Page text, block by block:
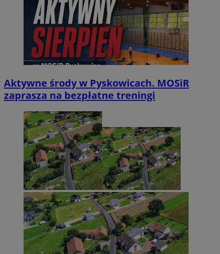
Aktywne środy w Pyskowicach. MOSiR
zaprasza na bezpłatne treningi